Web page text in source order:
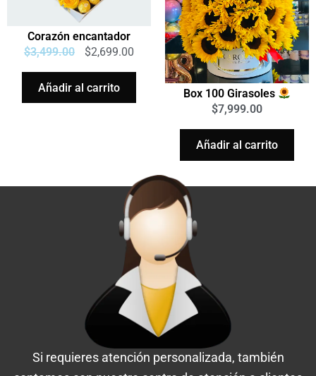
Corazón encantador
$3,499.00 $2,699.00
Añadir al carrito
Box 100 Girasoles
$7,999.00
Añadir al carrito
Si requieres atención personalizada, también